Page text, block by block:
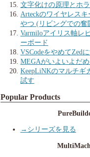
文字化けの原理とホ
Arteckのワイヤレス
やつ (リビングでの奮
Varmiloアイリス軸レ
ーボード
VSCodeをやめてZed
MEGAがいよいよだ
KeepLiNKのマルチギ
試す
Popular Products
→シリーズを見る